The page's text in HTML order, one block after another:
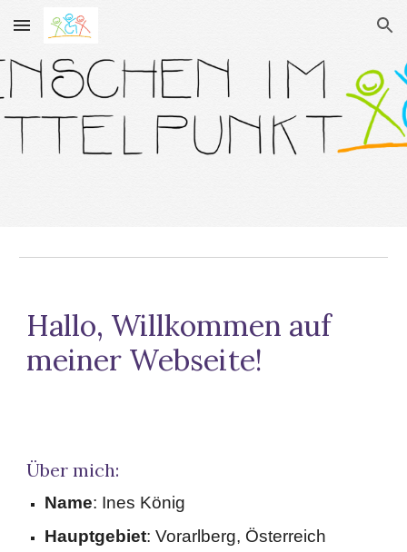
Skip to main content Skip to navigation
Hallo, Willkommen auf
meiner Webseite!
Über mich:
Name: Ines König
Hauptgebiet: Vorarlberg, Österreich